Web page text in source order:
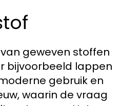
geweven stoffen
bijvoorbeeld lappen
gebruik en
waarin de vraag